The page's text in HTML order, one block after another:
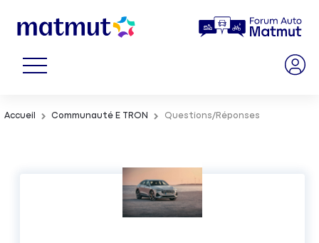
Accueil Communauté E TRON Questions/Réponses